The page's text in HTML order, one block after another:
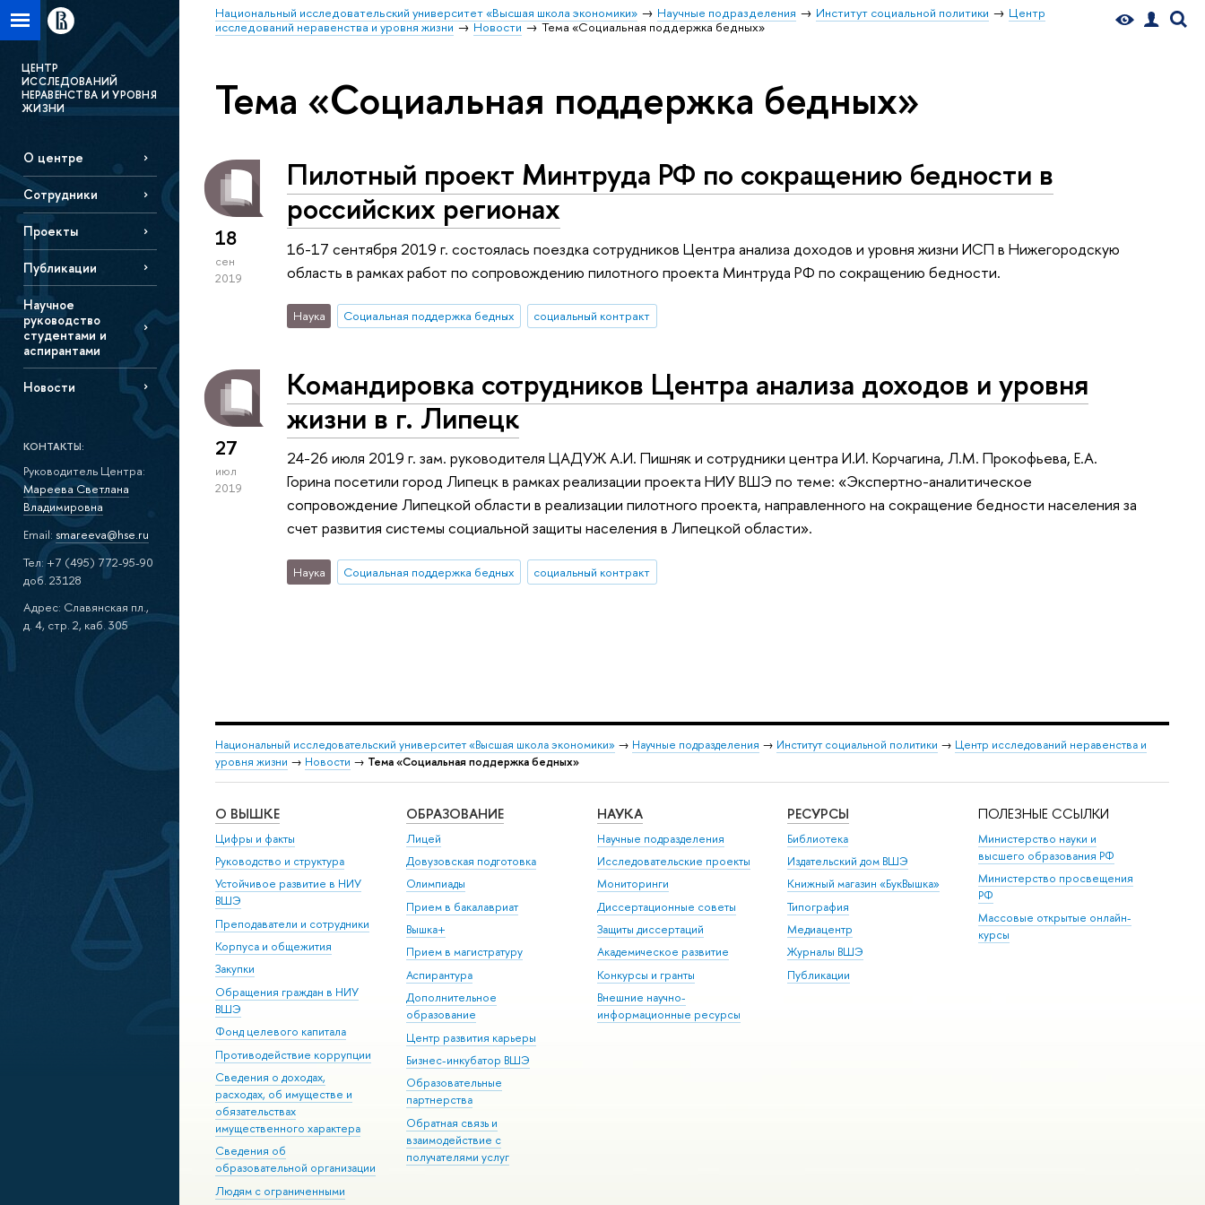
Национальный исследовательский университет «Высшая школа экономики» Научные подразделения Институт социальной политики
Центр
исследований неравенства и уровня жизни
Новости Тема «Социальная поддержка бедных»
ЦЕНТР
ИССЛЕДОВАНИЙ
НЕРАВЕНСТВА И УРОВНЯ
ЖИЗНИ
О центре
Сотрудники
Проекты
Публикации
Научное
руководство
студентами и
аспирантами
Новости
КОНТАКТЫ:
Руководитель Центра:
Мареева Светлана
Владимировна
Email: smareeva@hse.ru
Тел: +7 (495) 772-95-90
доб. 23128
Адрес: Славянская пл.,
д. 4, стр. 2, каб. 305
Тема «Социальная поддержка бедных»
18
сен
2019
Пилотный проект Минтруда РФ по сокращению бедности в
российских регионах
16-17 сентября 2019 г. состоялась поездка сотрудников Центра анализа доходов и уровня жизни ИСП в Нижегородскую
область в рамках работ по сопровождению пилотного проекта Минтруда РФ по сокращению бедности.
Наука Социальная поддержка бедных социальный контракт
27
июл
2019
Командировка сотрудников Центра анализа доходов и уровня
жизни в г. Липецк
24-26 июля 2019 г. зам. руководителя ЦАДУЖ А.И. Пишняк и сотрудники центра И.И. Корчагина, Л.М. Прокофьева, Е.А.
Горина посетили город Липецк в рамках реализации проекта НИУ ВШЭ по теме: «Экспертно-аналитическое
сопровождение Липецкой области в реализации пилотного проекта, направленного на сокращение бедности населения за
счет развития системы социальной защиты населения в Липецкой области».
Наука Социальная поддержка бедных социальный контракт
Национальный исследовательский университет «Высшая школа экономики» → Научные подразделения → Институт социальной политики → Центр исследований неравенства и
уровня жизни → Новости → Тема «Социальная поддержка бедных»
О ВЫШКЕ
Цифры и факты
Руководство и структура
Устойчивое развитие в НИУ
ВШЭ
Преподаватели и сотрудники
Корпуса и общежития
Закупки
Обращения граждан в НИУ
ВШЭ
Фонд целевого капитала
Противодействие коррупции
Сведения о доходах,
расходах, об имуществе и
обязательствах
имущественного характера
Сведения об
образовательной организации
Людям с ограниченными
ОБРАЗОВАНИЕ
Лицей
Довузовская подготовка
Олимпиады
Прием в бакалавриат
Вышка+
Прием в магистратуру
Аспирантура
Дополнительное
образование
Центр развития карьеры
Бизнес-инкубатор ВШЭ
Образовательные
партнерства
Обратная связь и
взаимодействие с
получателями услуг
НАУКА
Научные подразделения
Исследовательские проекты
Мониторинги
Диссертационные советы
Защиты диссертаций
Академическое развитие
Конкурсы и гранты
Внешние научно-
информационные ресурсы
РЕСУРСЫ
Библиотека
Издательский дом ВШЭ
Книжный магазин «БукВышка»
Типография
Медиацентр
Журналы ВШЭ
Публикации
ПОЛЕЗНЫЕ ССЫЛКИ
Министерство науки и
высшего образования РФ
Министерство просвещения
РФ
Массовые открытые онлайн-
курсы